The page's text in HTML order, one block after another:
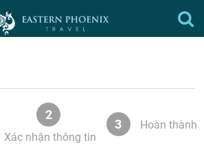
2
Xác nhận thông tin
3 Hoàn thành